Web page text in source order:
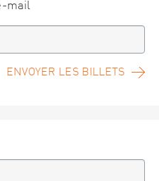
mail
ENVOYER LES BILLETS